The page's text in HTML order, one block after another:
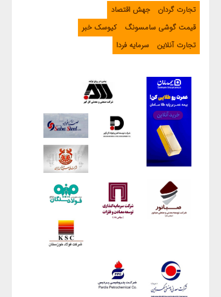
تجارت گردان
جهش اقتصاد
قیمت گوشی سامسونگ
کیوسک خبر
تجارت آنلاین
سرمایه فردا